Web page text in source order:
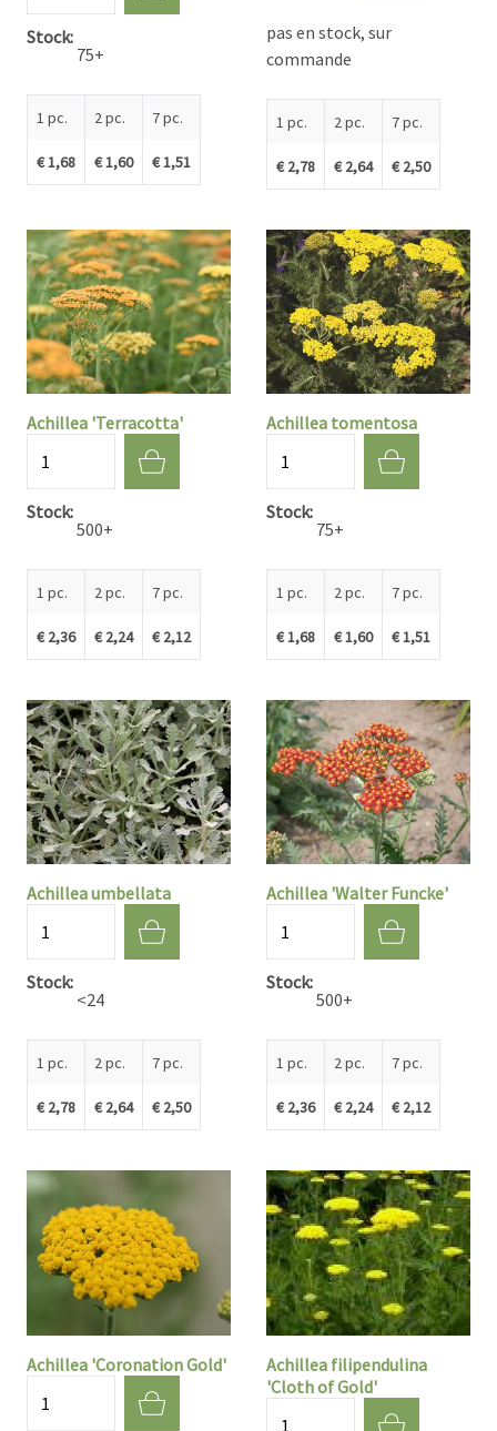
Stock
75+
1 pc.
€ 1,68
2 pc.
€ 1,60
7 pc.
€ 1,51
pas en stock, sur
commande
1 pc.
€ 2,78
2 pc.
€ 2,64
7 pc.
€ 2,50
Achillea 'Terracotta'
Stock
500+
1 pc.
€ 2,36
2 pc.
€ 2,24
7 pc.
€ 2,12
Achillea tomentosa
Stock
75+
1 pc.
€ 1,68
2 pc.
€ 1,60
7 pc.
€ 1,51
Achillea umbellata
Stock
<24
1 pc.
€ 2,78
2 pc.
€ 2,64
7 pc.
€ 2,50
Achillea 'Walter Funcke'
Stock
500+
1 pc.
€ 2,36
2 pc.
€ 2,24
7 pc.
€ 2,12
Achillea 'Coronation Gold'
Achillea filipendulina
'Cloth of Gold'